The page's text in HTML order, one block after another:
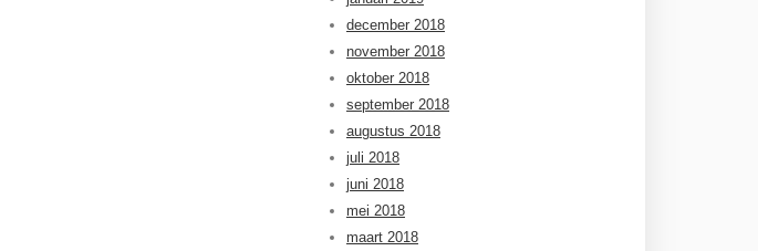
december 2018
november 2018
oktober 2018
september 2018
augustus 2018
juli 2018
juni 2018
mei 2018
maart 2018